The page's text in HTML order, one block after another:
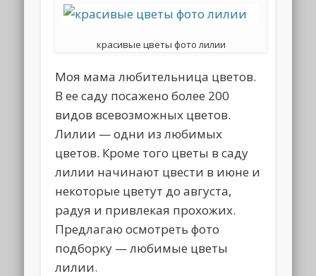
красивые цветы фото лилии
Моя мама любительница цветов.
В ее саду посажено более 200
видов всевозможных цветов.
Лилии — одни из любимых
цветов. Кроме того цветы в саду
лилии начинают цвести в июне и
некоторые цветут до августа,
радуя и привлекая прохожих.
Предлагаю осмотреть фото
подборку — любимые цветы
лилии.